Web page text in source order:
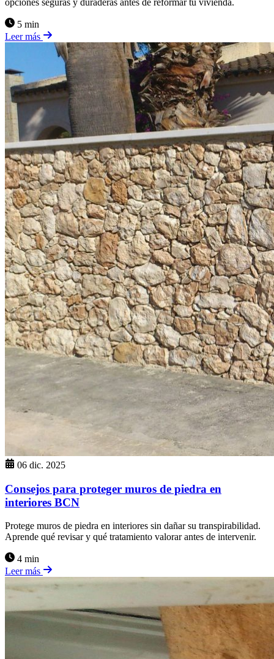
opciones seguras y duraderas antes de reformar tu vivienda.
5 min
Leer más
06 dic. 2025
Consejos para proteger muros de piedra en
interiores BCN
Protege muros de piedra en interiores sin dañar su transpirabilidad.
Aprende qué revisar y qué tratamiento valorar antes de intervenir.
4 min
Leer más